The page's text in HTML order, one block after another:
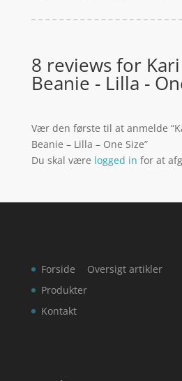
8 reviews for
Beanie - Lilla -
Vær den første til at anmelde
Beanie – Lilla – One Size”
Du skal være logged in for at
Forside
Produkter
Kontakt
Oversigt artikler